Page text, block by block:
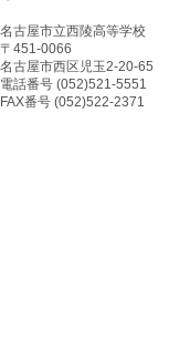
名古屋市立西陵高等学校
〒451-0066
名古屋市西区児玉2-20-65
電話番号 (052)521-5551
FAX番号 (052)522-2371